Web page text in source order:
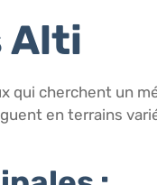
Alti
qui cherchent un
en terrains